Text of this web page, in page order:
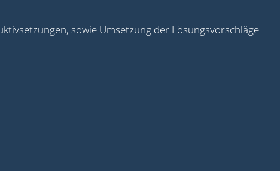
sowie Umsetzung der Lösungsvorschläge